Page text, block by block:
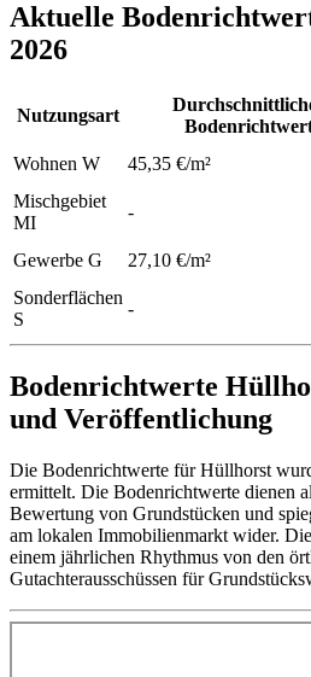
Aktuelle
2026
Nutzungsart
Wohnen W 45,35 €/m²
Mischgebiet
MI
-
Gewerbe G 27,10 €/m²
Sonderflächen
S
-
Bodenrichtwerte
und Veröffentlichung
Die Bodenrichtwerte für Hüllhorst
ermittelt. Die Bodenrichtwerte dienen
Bewertung von Grundstücken und
am lokalen Immobilienmarkt wider.
einem jährlichen Rhythmus von den
Gutachterausschüssen für